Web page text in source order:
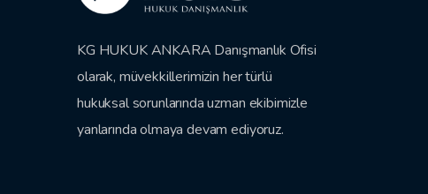
KG HUKUK ANKARA Danışmanlık Ofisi
olarak, müvekkillerimizin her türlü
hukuksal sorunlarında uzman ekibimizle
yanlarında olmaya devam ediyoruz.